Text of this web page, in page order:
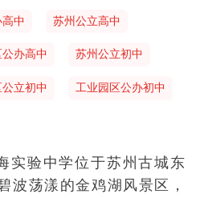
中 苏州公立高中
办高中 苏州公立初中
立初中 工业园区公办初中
实验中学位于苏州古城东
波荡漾的金鸡湖风景区，